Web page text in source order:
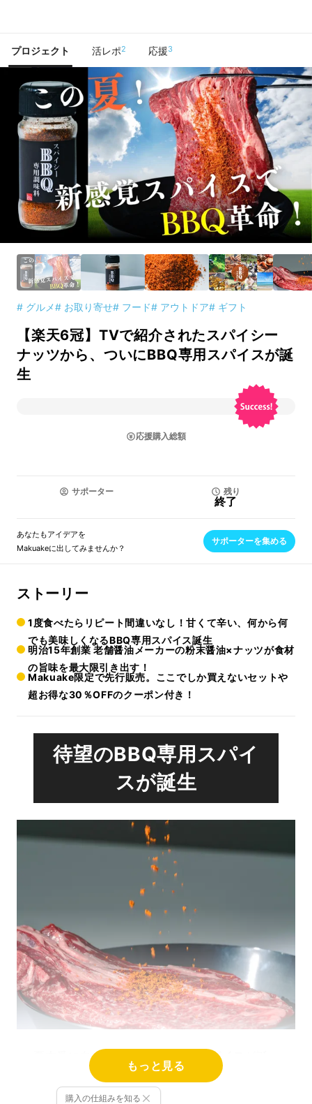
プロジェクト 活レポ2 応援3
# グルメ# お取り寄せ# フード# アウトドア# ギフト
【楽天6冠】TVで紹介されたスパイシー
ナッツから、ついにBBQ専用スパイスが誕
生
応援購入総額
サポーター 残り
終了
あなたもアイデアを
Makuakeに出してみませんか？
サポーターを集める
ストーリー
1度食べたらリピート間違いなし！甘くて辛い、何から何
でも美味しくなるBBQ専用スパイス誕生
明治15年創業 老舗醤油メーカーの粉末醤油×ナッツが食材
の旨味を最大限引き出す！
Makuake限定で先行販売。ここでしか買えないセットや
超お得な30％OFFのクーポン付き！
待望のBBQ専用スパイ
スが誕生
夏本番に向け、待望の BBQ専用スパイス
もっと見る
購入の仕組みを知る